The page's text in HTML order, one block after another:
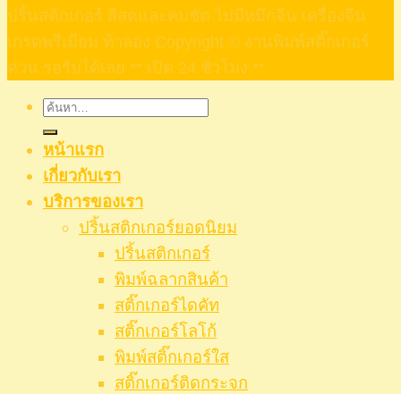
ปริ้นสติกเกอร์ สีสดและคมชัด ไม่มีหมึกจีน เครื่องจีน
เกรดพรีเมียม ท้าลอง Copyright © งานพิมพ์สติ๊กเกอร์
ด่วน รอรับได้เลย ** เปิด 24 ชั่วโมง **
ค้นหา:
หน้าแรก
เกี่ยวกับเรา
บริการของเรา
ปริ้นสติกเกอร์ยอดนิยม
ปริ้นสติกเกอร์
พิมพ์ฉลากสินค้า
สติ๊กเกอร์ไดคัท
สติ๊กเกอร์โลโก้
พิมพ์สติ๊กเกอร์ใส
สติ๊กเกอร์ติดกระจก